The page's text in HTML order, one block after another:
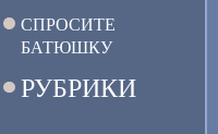
СПРОСИТЕ
БАТЮШКУ
РУБРИКИ